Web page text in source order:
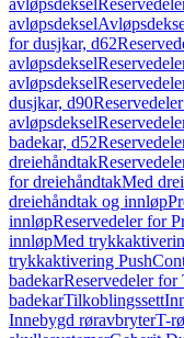
avløpsdeksel
avløpsdeksel
for dusjkar, d62
avløpsdeksel
avløpsdeksel
dusjkar, d90
avløpsdeksel
badekar, d52
dreiehåndtak
for dreiehåndtakMed
dreiehåndtak og innløp
innløpReservedeler for
innløpMed
trykkaktivering
badekarReservedeler
badekarTilkoblingssett
Innebygd røravbryterT-